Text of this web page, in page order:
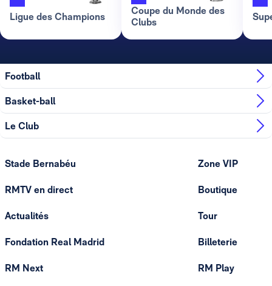
Ligue des Champions
Coupe du Monde des
Clubs
Football
Basket-ball
Le Club
Stade Bernabéu
RMTV en direct
Actualités
Fondation Real Madrid
RM Next
Zone VIP
Boutique
Tour
Billeterie
RM Play